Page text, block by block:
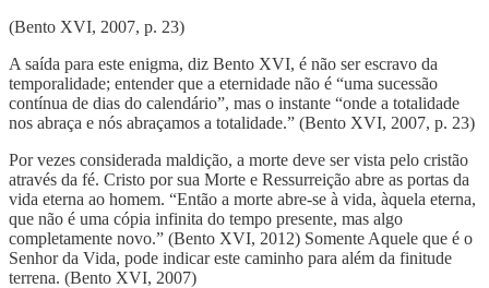
(Bento XVI, 2007, p. 23)
A saída para este enigma, diz Bento XVI, é não ser escravo da
temporalidade; entender que a eternidade não é “uma sucessão
contínua de dias do calendário”, mas o instante “onde a totalidade
nos abraça e nós abraçamos a totalidade.” (Bento XVI, 2007, p. 23)
Por vezes considerada maldição, a morte deve ser vista pelo cristão
através da fé. Cristo por sua Morte e Ressurreição abre as portas da
vida eterna ao homem. “Então a morte abre-se à vida, àquela eterna,
que não é uma cópia infinita do tempo presente, mas algo
completamente novo.” (Bento XVI, 2012) Somente Aquele que é o
Senhor da Vida, pode indicar este caminho para além da finitude
terrena. (Bento XVI, 2007)